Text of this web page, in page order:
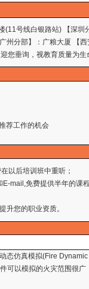
(11号线白银路站) 【深
州分部】：广粮大厦 【
您垂询，视教育质量为生
荐工作的机会
以后培训班中重听；
免费提供半年的课
您的职业资质。
态仿真模拟(Fire
可以模拟的火灾范围很